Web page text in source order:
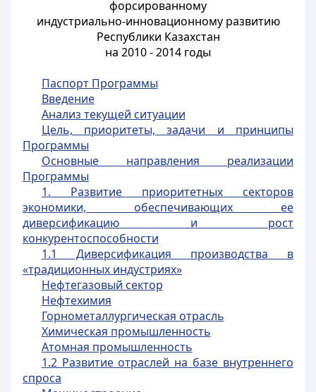
форсированному
индустриально-инновационному развитию
Республики Казахстан
на 2010 - 2014 годы
Паспорт Программы
Введение
Анализ текущей ситуации
Цель, приоритеты, задачи и принципы
Программы
Основные направления реализации
Программы
1. Развитие приоритетных секторов
экономики, обеспечивающих ее
диверсификацию и рост
конкурентоспособности
1.1 Диверсификация производства в
«традиционных индустриях»
Нефтегазовый сектор
Нефтехимия
Горнометаллургическая отрасль
Химическая промышленность
Атомная промышленность
1.2 Развитие отраслей на базе внутреннего
спроса